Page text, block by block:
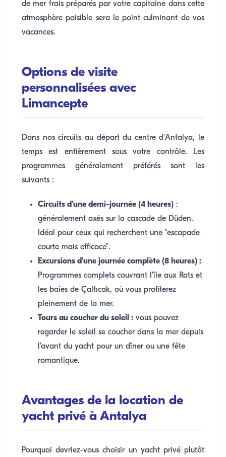
de mer frais préparés par votre capitaine dans cette
atmosphère paisible sera le point culminant de vos
vacances.
Options de visite
personnalisées avec
Limancepte
Dans nos circuits au départ du centre d'Antalya, le
temps est entièrement sous votre contrôle. Les
programmes généralement préférés sont les
suivants :
Circuits d'une demi-journée (4 heures) :
généralement axés sur la cascade de Düden.
Idéal pour ceux qui recherchent une "escapade
courte mais efficace".
Excursions d'une journée complète (8 heures) :
Programmes complets couvrant l'île aux Rats et
les baies de Çaltıcak, où vous profiterez
pleinement de la mer.
Tours au coucher du soleil : vous pouvez
regarder le soleil se coucher dans la mer depuis
l'avant du yacht pour un dîner ou une fête
romantique.
Avantages de la location de
yacht privé à Antalya
Pourquoi devriez-vous choisir un yacht privé plutôt